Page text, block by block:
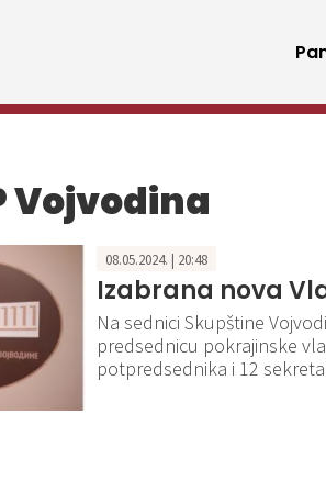
Vojvodina
08.05.2024. | 20:48
Izabrana nova
Na sednici Skupštine
predsednicu pokrajinske
potpredsednika i 12